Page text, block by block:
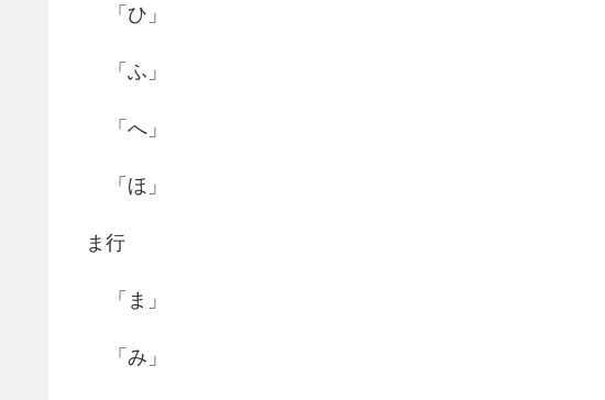
「ひ」
「ふ」
「へ」
「ほ」
ま行
「ま」
「み」